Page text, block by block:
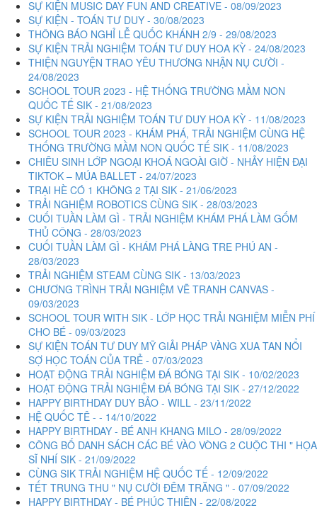
SỰ KIỆN MUSIC DAY FUN AND CREATIVE - 08/09/2023
SỰ KIỆN - TOÁN TƯ DUY - 30/08/2023
THÔNG BÁO NGHỈ LỄ QUỐC KHÁNH 2/9 - 29/08/2023
SỰ KIỆN TRẢI NGHIỆM TOÁN TƯ DUY HOA KỲ - 24/08/2023
THIỆN NGUYỆN TRAO YÊU THƯƠNG NHẬN NỤ CƯỜI -
24/08/2023
SCHOOL TOUR 2023 - HỆ THỐNG TRƯỜNG MẦM NON
QUỐC TẾ SIK - 21/08/2023
SỰ KIỆN TRẢI NGHIỆM TOÁN TƯ DUY HOA KỲ - 11/08/2023
SCHOOL TOUR 2023 - KHÁM PHÁ, TRẢI NGHIỆM CÙNG HỆ
THỐNG TRƯỜNG MẦM NON QUỐC TẾ SIK - 11/08/2023
CHIÊU SINH LỚP NGOẠI KHOÁ NGOÀI GIỜ - NHẢY HIỆN ĐẠI
TIKTOK – MÚA BALLET - 24/07/2023
TRẠI HÈ CÓ 1 KHÔNG 2 TẠI SIK - 21/06/2023
TRẢI NGHIỆM ROBOTICS CÙNG SIK - 28/03/2023
CUỐI TUẦN LÀM GÌ - TRẢI NGHIỆM KHÁM PHÁ LÀM GỐM
THỦ CÔNG - 28/03/2023
CUỐI TUẦN LÀM GÌ - KHÁM PHÁ LÀNG TRE PHÚ AN -
28/03/2023
TRẢI NGHIỆM STEAM CÙNG SIK - 13/03/2023
CHƯƠNG TRÌNH TRẢI NGHIỆM VẼ TRANH CANVAS -
09/03/2023
SCHOOL TOUR WITH SIK - LỚP HỌC TRẢI NGHIỆM MIỄN PHÍ
CHO BÉ - 09/03/2023
SỰ KIỆN TOÁN TƯ DUY MỸ GIẢI PHÁP VÀNG XUA TAN NỔI
SỢ HỌC TOÁN CỦA TRẺ - 07/03/2023
HOẠT ĐỘNG TRẢI NGHIỆM ĐÁ BÓNG TẠI SIK - 10/02/2023
HOẠT ĐỘNG TRẢI NGHIỆM ĐÁ BÓNG TẠI SIK - 27/12/2022
HAPPY BIRTHDAY DUY BẢO - WILL - 23/11/2022
HỆ QUỐC TÊ - - 14/10/2022
HAPPY BIRTHDAY - BÉ ANH KHANG MILO - 28/09/2022
CÔNG BỐ DANH SÁCH CÁC BÉ VÀO VÒNG 2 CUỘC THI " HỌA
SĨ NHÍ SIK - 21/09/2022
CÙNG SIK TRẢI NGHIỆM HỆ QUỐC TẾ - 12/09/2022
TẾT TRUNG THU " NỤ CƯỜI ĐÊM TRĂNG " - 07/09/2022
HAPPY BIRTHDAY - BÉ PHÚC THIÊN - 22/08/2022